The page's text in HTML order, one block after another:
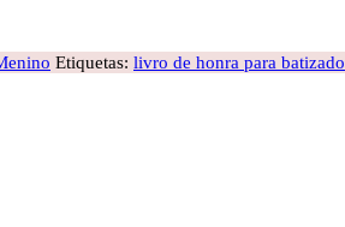
Etiquetas: livro de honra para batizado